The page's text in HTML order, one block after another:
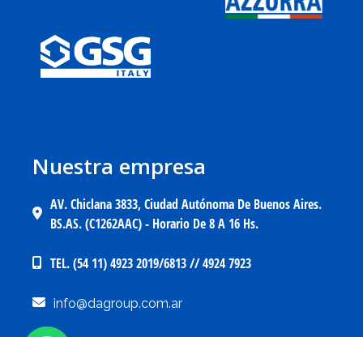
Nuestra empresa
AV. Chiclana 3833, Ciudad Autónoma De Buenos Aires.
BS.AS. (C1262AAC) - Horario De 8 A 16 Hs.
TEL. (54 11) 4923 2019/6813 // 4924 7923
info@dagroup.com.ar